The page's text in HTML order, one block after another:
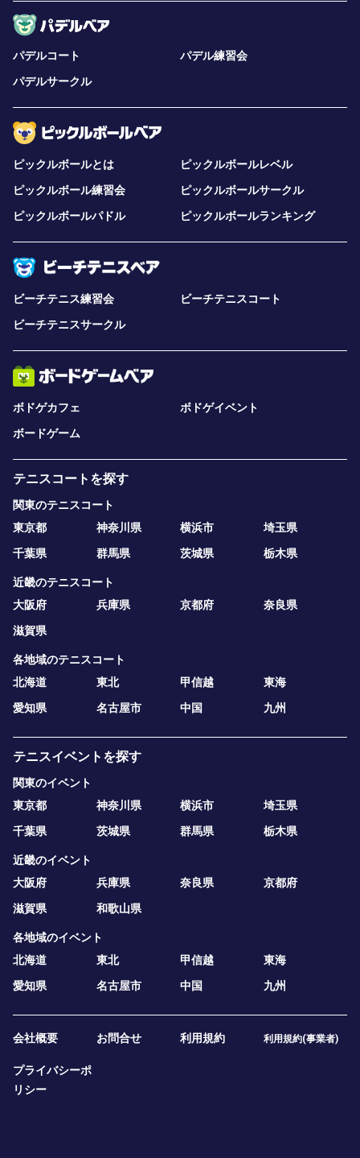
パデルコート
パデル練習会
パデルサークル
ピックルボールとは
ピックルボールレベル
ピックルボール練習会
ピックルボールサークル
ピックルボールパドル
ピックルボールランキング
ビーチテニス練習会
ビーチテニスコート
ビーチテニスサークル
ボドゲカフェ
ボドゲイベント
ボードゲーム
テニスコートを探す
関東のテニスコート
東京都
神奈川県 横浜市
埼玉県
千葉県
群馬県 茨城県 栃木県
近畿のテニスコート
大阪府
兵庫県 京都府
奈良県
滋賀県
各地域のテニスコート
北海道
東北 甲信越
東海
愛知県
名古屋市 中国 九州
テニスイベントを探す
関東のイベント
東京都
神奈川県 横浜市
埼玉県
千葉県
茨城県 群馬県 栃木県
近畿のイベント
大阪府
兵庫県 奈良県
京都府
滋賀県
和歌山県
各地域のイベント
北海道
東北 甲信越
東海
愛知県
名古屋市 中国 九州
会社概要 お問合せ 利用規約 利用規約(事業者)
プライバシーポ
リシー